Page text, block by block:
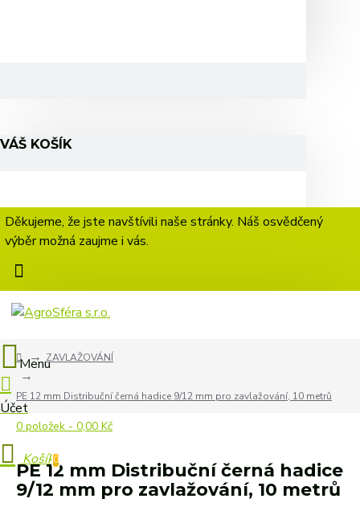
VÁŠ KOŠÍK
Děkujeme, že jste navštívili naše stránky. Náš osvědčený
výběr možná zaujme i vás.
0 položek - 0,00 Kč
0
ZAVLAŽOVÁNÍ
PE 12 mm Distribuční černá hadice 9/12 mm pro zavlažování, 10 metrů
PE 12 mm Distribuční černá hadice
9/12 mm pro zavlažování, 10 metrů